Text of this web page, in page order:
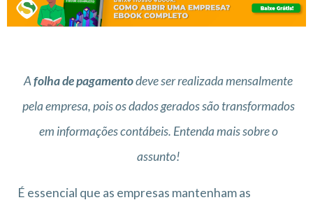
Afolha de pagamentodeve ser realizada mensalmente
pela empresa, pois os dados gerados são transformados
em informações contábeis. Entenda mais sobre o
assunto!
É essencial que as empresas mantenham as